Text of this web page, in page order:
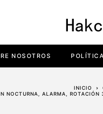
NOSOTROS
INICIO
ALARMA,